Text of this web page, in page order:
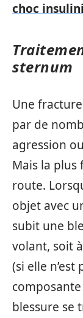
choc
sternum
Une
par de
agression
Mais la plus
route.
objet avec
subit une
volant, soit
(si elle
blessure se